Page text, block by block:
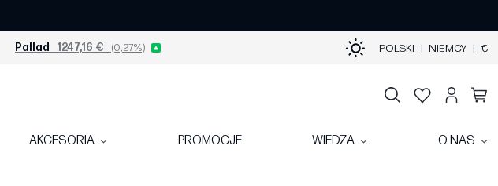
Pallad 1247,16 € (0,27%) POLSKI | NIEMCY | €
AKCESORIA PROMOCJE WIEDZA O NAS